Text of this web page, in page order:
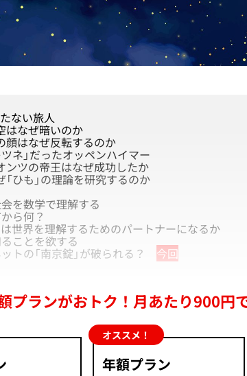
ない旅人
はなぜ暗いのか
顔はなぜ反転するのか
ツネ」だったオッペンハイマー
ンツの帝王はなぜ成功したか
「ひも」の理論を研究するのか
を数学で理解する
ら何？
世界を理解するためのパートナーになるか
ことを欲する
トの「南京錠」が破られる？ 今回
プランがおトク！月あたり900円
オススメ！
年額プラン